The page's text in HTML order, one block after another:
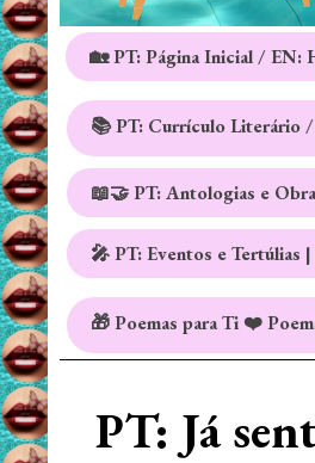
🏡 PT: Página Inicial / EN:
📚 PT: Currículo Literário
📖🤝 PT: Antologias e
🎤 PT: Eventos e Tertúlias
🎁 Poemas para Ti ❤️
PT: Já